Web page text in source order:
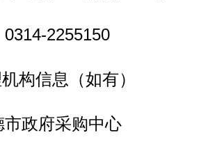
2255150
信息（如有）
政府采购中心